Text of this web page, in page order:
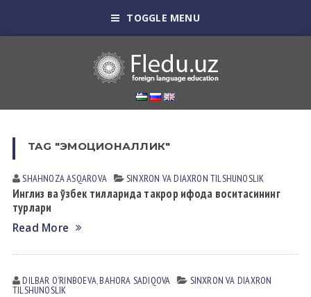
TOGGLE MENU
TAG "ЭМОЦИОНАЛЛИК"
SHAHNOZA АSQАROVА SINXRON VА DIАXRON TILSHUNOSLIK
Инглиз ва ўзбек тилларида такрор ифода воситасининг
турлари
Read More
DILBAR OʼRINBOEVА,BAHORA SADIQOVA SINXRON VА DIАXRON
TILSHUNOSLIK